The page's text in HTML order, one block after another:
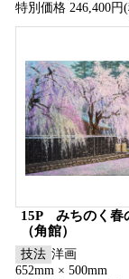
特別価格 246,400円
15P みちのく春
（角館）
技法 洋画
652mm × 500mm